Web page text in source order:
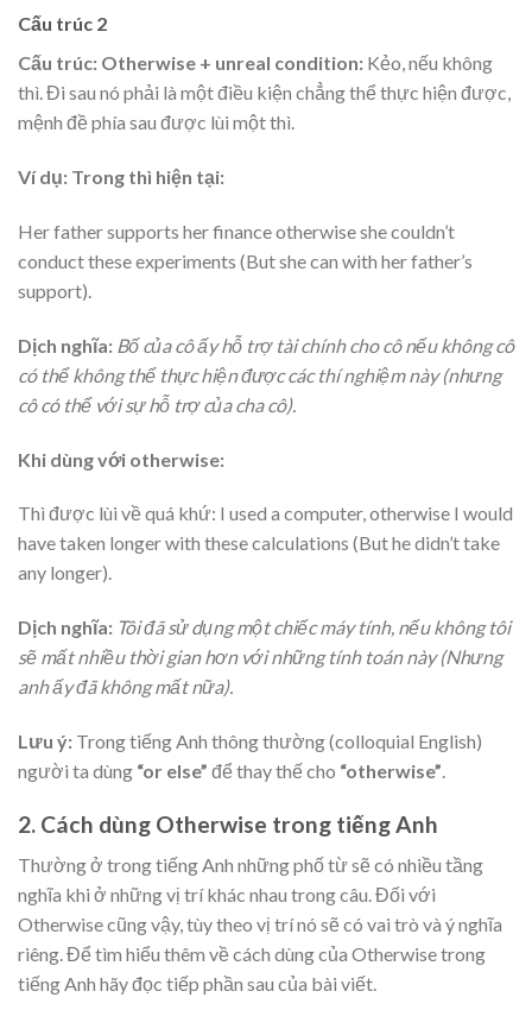
Cấu trúc 2
Cấu trúc: Otherwise + unreal condition: Kẻo, nếu không
thì. Đi sau nó phải là một điều kiện chẳng thể thực hiện được,
mệnh đề phía sau được lùi một thì.
Ví dụ: Trong thì hiện tại:
Her father supports her finance otherwise she couldn’t
conduct these experiments (But she can with her father’s
support).
Dịch nghĩa: Bố của cô ấy hỗ trợ tài chính cho cô nếu không cô
có thể không thể thực hiện được các thí nghiệm này (nhưng
cô có thể với sự hỗ trợ của cha cô).
Khi dùng với otherwise:
Thì được lùi về quá khứ: I used a computer, otherwise I would
have taken longer with these calculations (But he didn’t take
any longer).
Dịch nghĩa: Tôi đã sử dụng một chiếc máy tính, nếu không tôi
sẽ mất nhiều thời gian hơn với những tính toán này (Nhưng
anh ấy đã không mất nữa).
Lưu ý: Trong tiếng Anh thông thường (colloquial English)
người ta dùng “or else” để thay thế cho “otherwise”.
2. Cách dùng Otherwise trong tiếng Anh
Thường ở trong tiếng Anh những phố từ sẽ có nhiều tầng
nghĩa khi ở những vị trí khác nhau trong câu. Đối với
Otherwise cũng vậy, tùy theo vị trí nó sẽ có vai trò và ý nghĩa
riêng. Để tìm hiểu thêm về cách dùng của Otherwise trong
tiếng Anh hãy đọc tiếp phần sau của bài viết.